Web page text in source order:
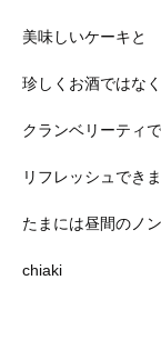
美味しいケーキと
珍しくお酒ではなく
クランベリーティで
リフレッシュでき
たまには昼間のノ
chiaki